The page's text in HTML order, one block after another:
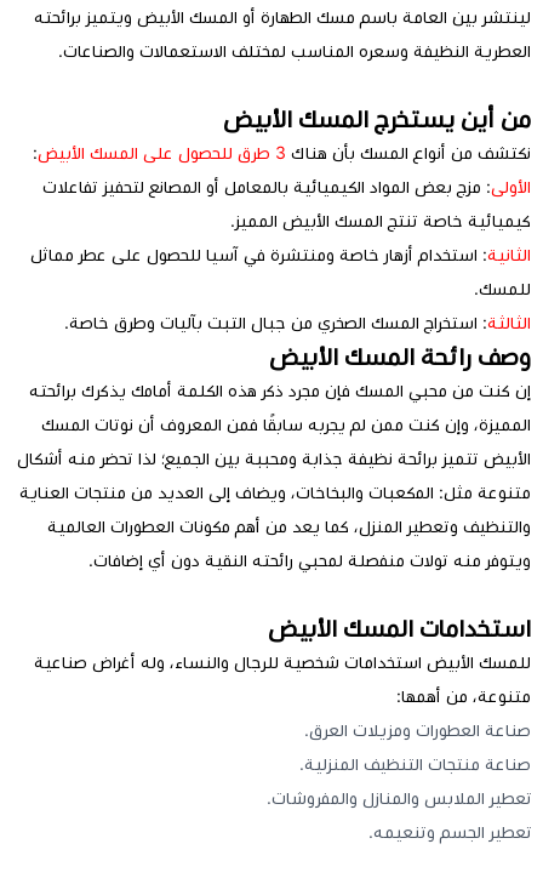
لينتشر بين العامة باسم مسك الطهارة أو المسك الأبيض ويتميز برائحته
العطرية النظيفة وسعره المناسب لمختلف الاستعمالات والصناعات.
من أين يستخرج المسك الأبيض
نكتشف من أنواع المسك بأن هناك
:
الأولى: مزج بعض المواد الكيميائية بالمعامل أو المصانع لتحفيز تفاعلات
كيميائية خاصة تنتج المسك الأبيض المميز.
الثانية: استخدام أزهار خاصة ومنتشرة في آسيا للحصول على عطر مماثل
للمسك.
الثالثة: استخراج المسك الصخري من جبال التبت بآليات وطرق خاصة.
وصف رائحة المسك الأبيض
إن كنت من محبي المسك فإن مجرد ذكر هذه الكلمة أمامك يذكرك برائحته
المميزة، وإن كنت ممن لم يجربه سابقًا فمن المعروف أن نوتات المسك
الأبيض تتميز برائحة نظيفة جذابة ومحببة بين الجميع؛ لذا تحضر منه أشكال
متنوعة مثل: المكعبات والبخاخات، ويضاف إلى العديد من منتجات العناية
والتنظيف وتعطير المنزل، كما يعد من أهم مكونات العطورات العالمية
ويتوفر منه تولات منفصلة لمحبي رائحته النقية دون أي إضافات.
استخدامات المسك الأبيض
للمسك الأبيض استخدامات شخصية للرجال والنساء، وله أغراض صناعية
متنوعة، من أهمها:
صناعة العطورات ومزيلات العرق.
صناعة منتجات التنظيف المنزلية.
تعطير الملابس والمنازل والمفروشات.
تعطير الجسم وتنعيمه.